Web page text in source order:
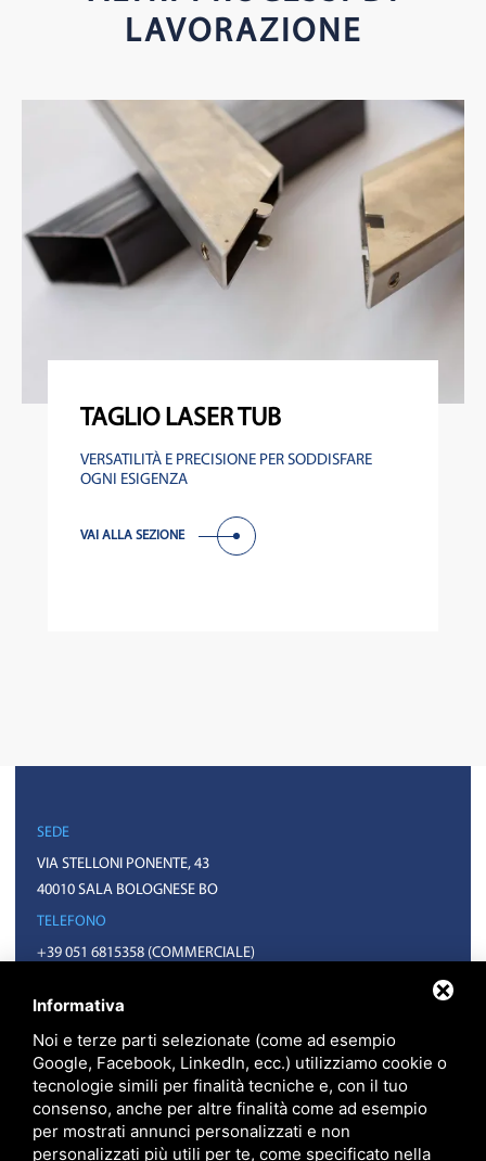
LAVORAZIONE
TAGLIO LASER TUB
VERSATILITÀ E PRECISIONE PER SODDISFARE
OGNI ESIGENZA
VAI ALLA SEZIONE
SEDE
VIA STELLONI PONENTE, 43
40010 SALA BOLOGNESE BO
TELEFONO
+39 051 6815358 (COMMERCIALE)
EMAIL
INFO@FXT.IT
COMMERCIALE@FXT.IT
Informativa
Noi e terze parti selezionate (come ad esempio
Google, Facebook, LinkedIn, ecc.) utilizziamo cookie o
tecnologie simili per finalità tecniche e, con il tuo
consenso, anche per altre finalità come ad esempio
per mostrati annunci personalizzati e non
personalizzati più utili per te, come specificato nella